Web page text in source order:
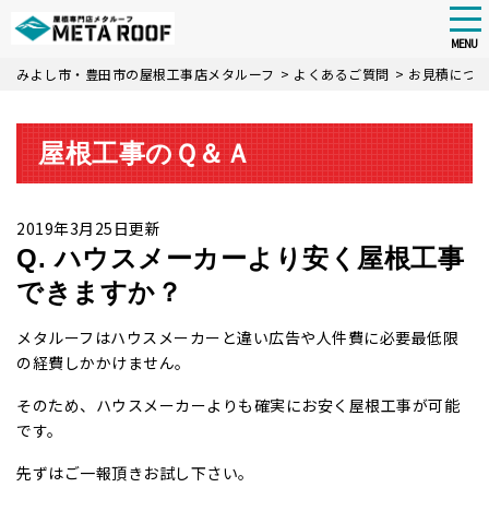
Skip
content
MENU
みよし市・豊田市の屋根工事店メタルーフ > よくあるご質問 > お見積につ
屋根工事のＱ＆Ａ
2019年3月25日更新
Q. ハウスメーカーより安く屋根工事
できますか？
メタルーフはハウスメーカーと違い広告や人件費に必要最低限
の経費しかかけません。
そのため、ハウスメーカーよりも確実にお安く屋根工事が可能
です。
先ずはご一報頂きお試し下さい。